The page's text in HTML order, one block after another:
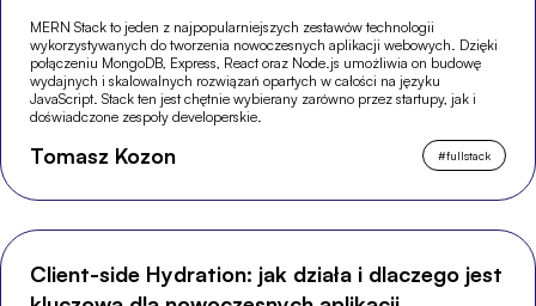
MERN Stack to jeden z najpopularniejszych zestawów technologii
wykorzystywanych do tworzenia nowoczesnych aplikacji webowych. Dzięki
połączeniu MongoDB, Express, React oraz Node.js umożliwia on budowę
wydajnych i skalowalnych rozwiązań opartych w całości na języku
JavaScript. Stack ten jest chętnie wybierany zarówno przez startupy, jak i
doświadczone zespoły developerskie.
Tomasz Kozon #fullstack
Client-side Hydration: jak działa i dlaczego jest